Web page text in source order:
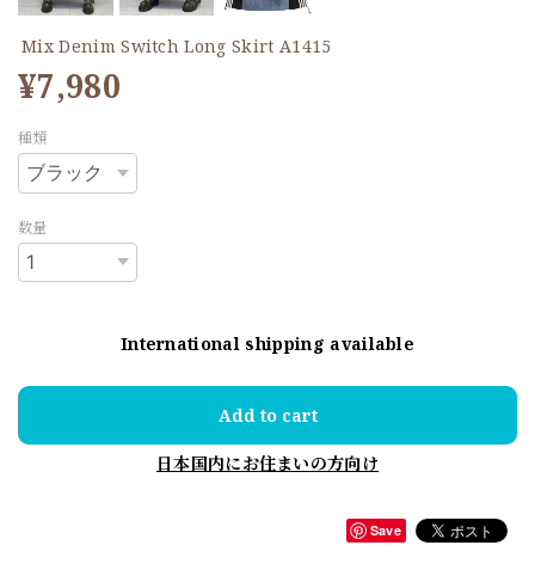
Mix Denim Switch Long Skirt A1415
¥7,980
種類
数量
International shipping available
Add to cart
日本国内にお住まいの方向け
Save